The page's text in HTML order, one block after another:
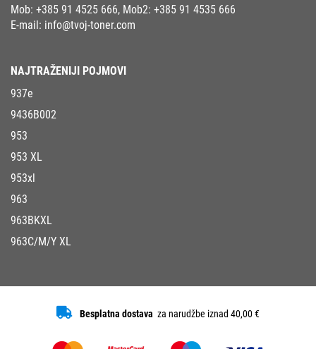
Mob: +385 91 4525 666, Mob2: +385 91 4535 666
E-mail: info@tvoj-toner.com
NAJTRAŽENIJI POJMOVI
937e
9436B002
953
953 XL
953xl
963
963BKXL
963C/M/Y XL
Besplatna dostava za narudžbe iznad 40,00 €